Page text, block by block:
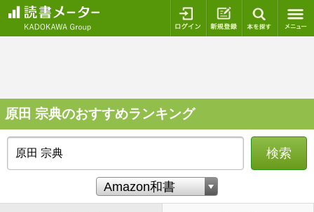
ログイン 新規登録
原田 宗典のおすすめランキング
検索